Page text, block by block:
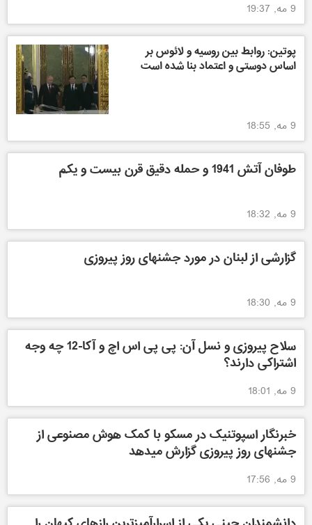
9 مه, 19:37
پوتین: روابط بین روسیه و لائوس بر
اساس دوستی و اعتماد بنا شده است
9 مه, 18:55
طوفان آتش 1941 و حمله دقیق قرن بیست و یکم
9 مه, 18:32
گزارشی از لبنان در مورد جشنهای روز پیروزی
9 مه, 18:30
سلاح پیروزی و نسل آن: پی پی اس اچ و آکا-12 چه وجه
اشتراکی دارند؟
9 مه, 18:01
خبرنگار اسپوتنیک در مسکو با کمک هوش مصنوعی از
جشنهای روز پیروزی گزارش میدهد
9 مه, 17:56